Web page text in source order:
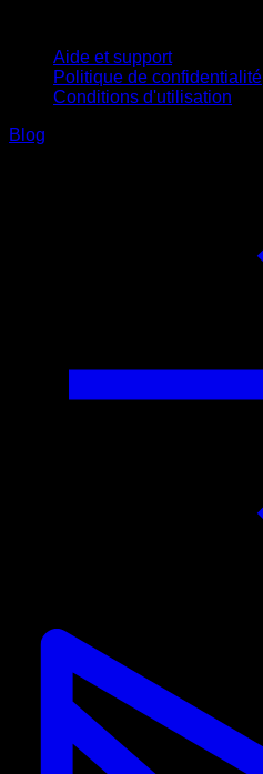
Aide et support
Politique de confidentialité
Conditions d'utilisation
Blog